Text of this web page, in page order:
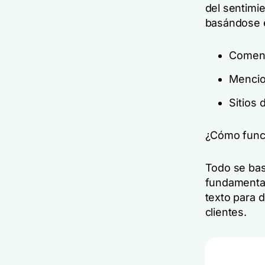
del
basándose
Sitios
¿Cómo
Todo se
texto para
clientes.